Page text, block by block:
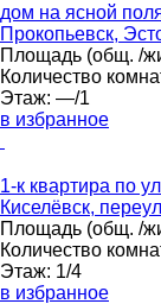
дом на ясной
Прокопьевск,
Площадь (общ. /
Количество
Этаж: —/1
в избранное
1-к квартира по
Киселёвск,
Площадь (общ. /
Количество
Этаж: 1/4
в избранное